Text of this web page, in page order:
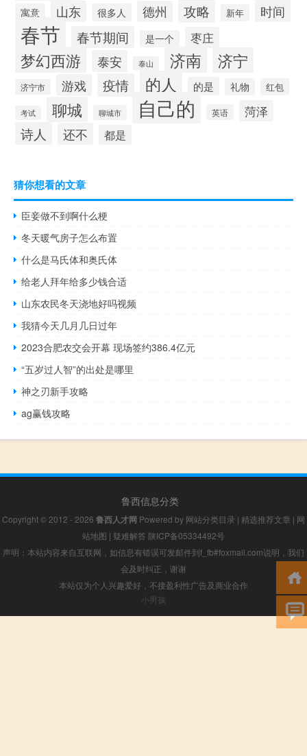
寓意 山东 很多人 德州 攻略 新年 时间
春节 春节期间 是一个 枣庄
梦幻西游 泰安 泰山 济南 济宁
济宁市 游戏 疫情 的人 的是 礼物 红包
考试 聊城 聊城市 自己的 英语 菏泽
诗人 还不 都是
猜你想看的文章
臣妾做不到啊什么梗
冬天暖气房子怎么布置
什么是马氏体和奥氏体
给老人拜年给多少钱合适
山东农民冬天浇地好吗视频
我猜今天几月几日过年
2023合肥农交会开幕 现场签约386.4亿元
“五岁过人智”的出处是哪里
神之刃新手攻略
ag赢钱攻略
鲁西信息分类
Copyright © 2012 - 2026 鲁西人才网 Powered by 网站分类目录 | 精选推荐文章 | 网
站地图 | 疑难解答 陕ICP备05334492号
声明：本站内容来自互联网，如信息有错误可发邮件到f_fb#foxmail.com说明，我们
会及时纠正，谢谢
本站仅为个人兴趣爱好，不接盈利性广告及商业合作
小男孩